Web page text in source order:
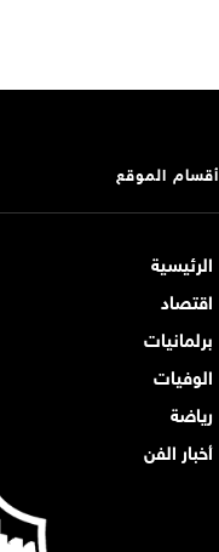
أقسام الموقع
الرئيسية
اقتصاد
برلمانيات
الوفيات
رياضة
أخبار الفن